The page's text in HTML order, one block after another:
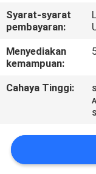
BERITA
KASUS
SITEMAP
KEBIJAKAN
PRIVASI
Syarat-syarat
pembayaran:
Menyediakan
kemampuan:
Cahaya Tinggi: